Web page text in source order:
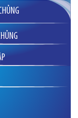
bầu ở đâu uy
xin từ lúc nào là